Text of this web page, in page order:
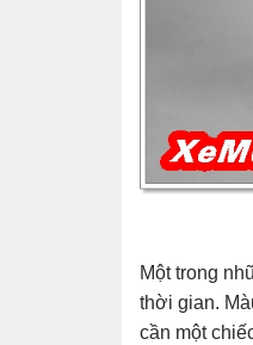
Một trong
thời gian.
cần một